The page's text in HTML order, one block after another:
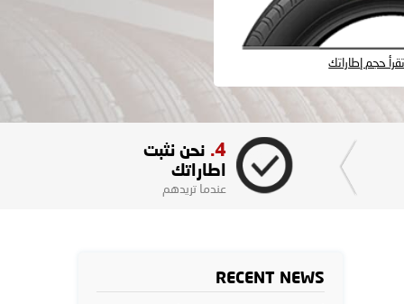
حجم إطاراتك
4. نحن نثبت
اطاراتك
عندما تريدهم
RECENT NEWS